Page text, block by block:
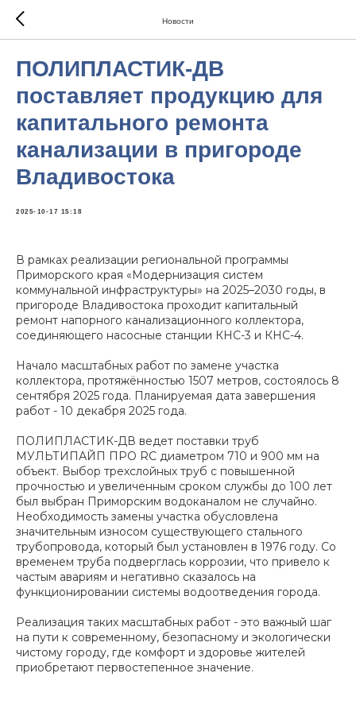
Новости
ПОЛИПЛАСТИК-ДВ
поставляет продукцию для
капитального ремонта
канализации в пригороде
Владивостока
2025-10-17 15:18
В рамках реализации региональной программы
Приморского края «Модернизация систем
коммунальной инфраструктуры» на 2025–2030 годы, в
пригороде Владивостока проходит капитальный
ремонт напорного канализационного коллектора,
соединяющего насосные станции КНС-3 и КНС-4.
Начало масштабных работ по замене участка
коллектора, протяжённостью 1507 метров, состоялось 8
сентября 2025 года. Планируемая дата завершения
работ - 10 декабря 2025 года.
ПОЛИПЛАСТИК-ДВ ведет поставки труб
МУЛЬТИПАЙП ПРО RC диаметром 710 и 900 мм на
объект. Выбор трехслойных труб с повышенной
прочностью и увеличенным сроком службы до 100 лет
был выбран Приморским водоканалом не случайно.
Необходимость замены участка обусловлена
значительным износом существующего стального
трубопровода, который был установлен в 1976 году. Со
временем труба подверглась коррозии, что привело к
частым авариям и негативно сказалось на
функционировании системы водоотведения города.
Реализация таких масштабных работ - это важный шаг
на пути к современному, безопасному и экологически
чистому городу, где комфорт и здоровье жителей
приобретают первостепенное значение.